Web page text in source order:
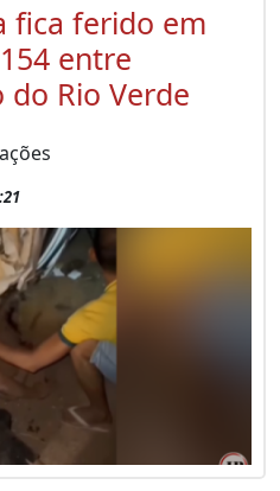
fica ferido em
entre
do Rio Verde